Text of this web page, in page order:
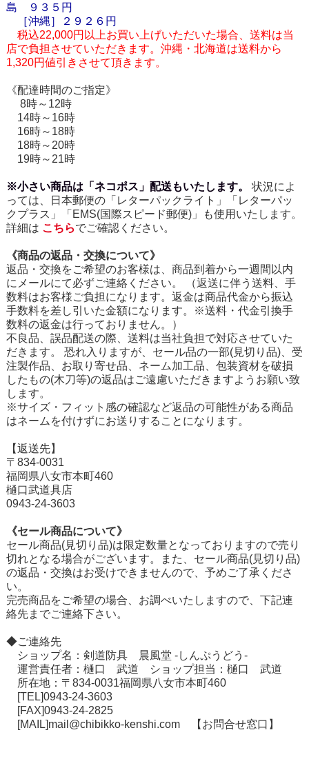
島 ９３５円
［沖縄］２９２６円
税込22,000円以上お買い上げいただいた場合、送料は当
店で負担させていただきます。沖縄・北海道は送料から
1,320円値引きさせて頂きます。
《配達時間のご指定》
8時～12時
14時～16時
16時～18時
18時～20時
19時～21時
※小さい商品は「ネコポス」配送もいたします。
状況によ
っては、日本郵便の「レターパックライト」「レターパッ
クプラス」「EMS(国際スピード郵便)」も使用いたします。
詳細は こちらでご確認ください。
《商品の返品・交換について》
返品・交換をご希望のお客様は、商品到着から一週間以内
にメールにて必ずご連絡ください。 （返送に伴う送料、手
数料はお客様ご負担になります。返金は商品代金から振込
手数料を差し引いた金額になります。※送料・代金引換手
数料の返金は行っておりません。）
不良品、誤品配送の際、送料は当社負担で対応させていた
だきます。 恐れ入りますが、セール品の一部(見切り品)、受
注製作品、お取り寄せ品、ネーム加工品、包装資材を破損
したもの(木刀等)の返品はご遠慮いただきますようお願い致
します。
※サイズ・フィット感の確認など返品の可能性がある商品
はネームを付けずにお送りすることになります。
【返送先】
〒834-0031
福岡県八女市本町460
樋口武道具店
0943-24-3603
《セール商品について》
セール商品(見切り品)は限定数量となっておりますので売り
切れとなる場合がございます。また、セール商品(見切り品)
の返品・交換はお受けできませんので、予めご了承くださ
い。
完売商品をご希望の場合、お調べいたしますので、下記連
絡先までご連絡下さい。
◆ご連絡先
ショップ名：剣道防具 晨風堂 -しんぷうどう-
運営責任者：樋口 武道 ショップ担当：樋口 武道
所在地：〒834-0031福岡県八女市本町460
[TEL]0943-24-3603
[FAX]0943-24-2825
[MAIL]mail@chibikko-kenshi.com【お問合せ窓口】